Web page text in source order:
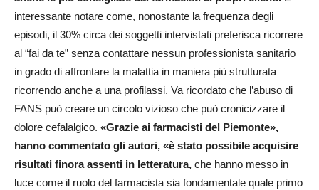
interessante notare come, nonostante la frequenza degli
episodi, il 30% circa dei soggetti intervistati preferisca ricorrere
al “fai da te” senza contattare nessun professionista sanitario
in grado di affrontare la malattia in maniera più strutturata
ricorrendo anche a una profilassi. Va ricordato che l’abuso di
FANS può creare un circolo vizioso che può cronicizzare il
dolore cefalalgico. «Grazie ai farmacisti del Piemonte»,
hanno commentato gli autori, «è stato possibile acquisire
risultati finora assenti in letteratura, che hanno messo in
luce come il ruolo del farmacista sia fondamentale quale primo